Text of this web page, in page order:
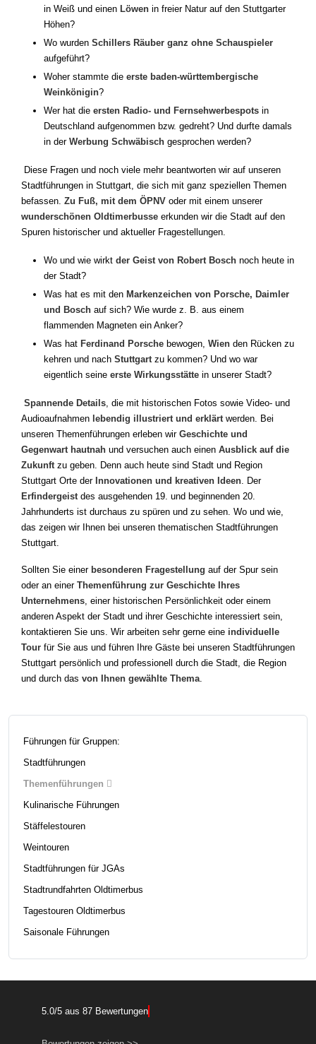
in Weiß und einen Löwen in freier Natur auf den Stuttgarter
Höhen?
Wo wurden Schillers Räuber ganz ohne Schauspieler
aufgeführt?
Woher stammte die erste baden-württembergische
Weinkönigin?
Wer hat die ersten Radio- und Fernsehwerbespots in
Deutschland aufgenommen bzw. gedreht? Und durfte damals
in der Werbung Schwäbisch gesprochen werden?
Diese Fragen und noch viele mehr beantworten wir auf unseren
Stadtführungen in Stuttgart, die sich mit ganz speziellen Themen
befassen. Zu Fuß, mit dem ÖPNV oder mit einem unserer
wunderschönen Oldtimerbusse erkunden wir die Stadt auf den
Spuren historischer und aktueller Fragestellungen.
Wo und wie wirkt der Geist von Robert Bosch noch heute in
der Stadt?
Was hat es mit den Markenzeichen von Porsche, Daimler
und Bosch auf sich? Wie wurde z. B. aus einem
flammenden Magneten ein Anker?
Was hat Ferdinand Porsche bewogen, Wien den Rücken zu
kehren und nach Stuttgart zu kommen? Und wo war
eigentlich seine erste Wirkungsstätte in unserer Stadt?
Spannende Details , die mit historischen Fotos sowie Video- und
Audioaufnahmen lebendig illustriert und erklärt werden. Bei
unseren Themenführungen erleben wir Geschichte und
Gegenwart hautnah und versuchen auch einen Ausblick auf die
Zukunft zu geben. Denn auch heute sind Stadt und Region
Stuttgart Orte derInnovationen und kreativen Ideen . Der
Erfindergeist des ausgehenden 19. und beginnenden 20.
Jahrhunderts ist durchaus zu spüren und zu sehen. Wo und wie,
das zeigen wir Ihnen bei unseren thematischen Stadtführungen
Stuttgart.
Sollten Sie einer besonderen Fragestellung auf der Spur sein
oder an einer Themenführung zur Geschichte Ihres
Unternehmens , einer historischen Persönlichkeit oder einem
anderen Aspekt der Stadt und ihrer Geschichte interessiert sein,
kontaktieren Sie uns. Wir arbeiten sehr gerne eine individuelle
Tour für Sie aus und führen Ihre Gäste bei unseren Stadtführungen
Stuttgart persönlich und professionell durch die Stadt, die Region
und durch das von Ihnen gewählte Thema
Führungen für Gruppen:
Stadtführungen
Themenführungen
Kulinarische Führungen
Stäffelestouren
Weintouren
Stadtführungen für JGAs
Stadtrundfahrten Oldtimerbus
Tagestouren Oldtimerbus
Saisonale Führungen
5.0/5 aus 87Bewertungen